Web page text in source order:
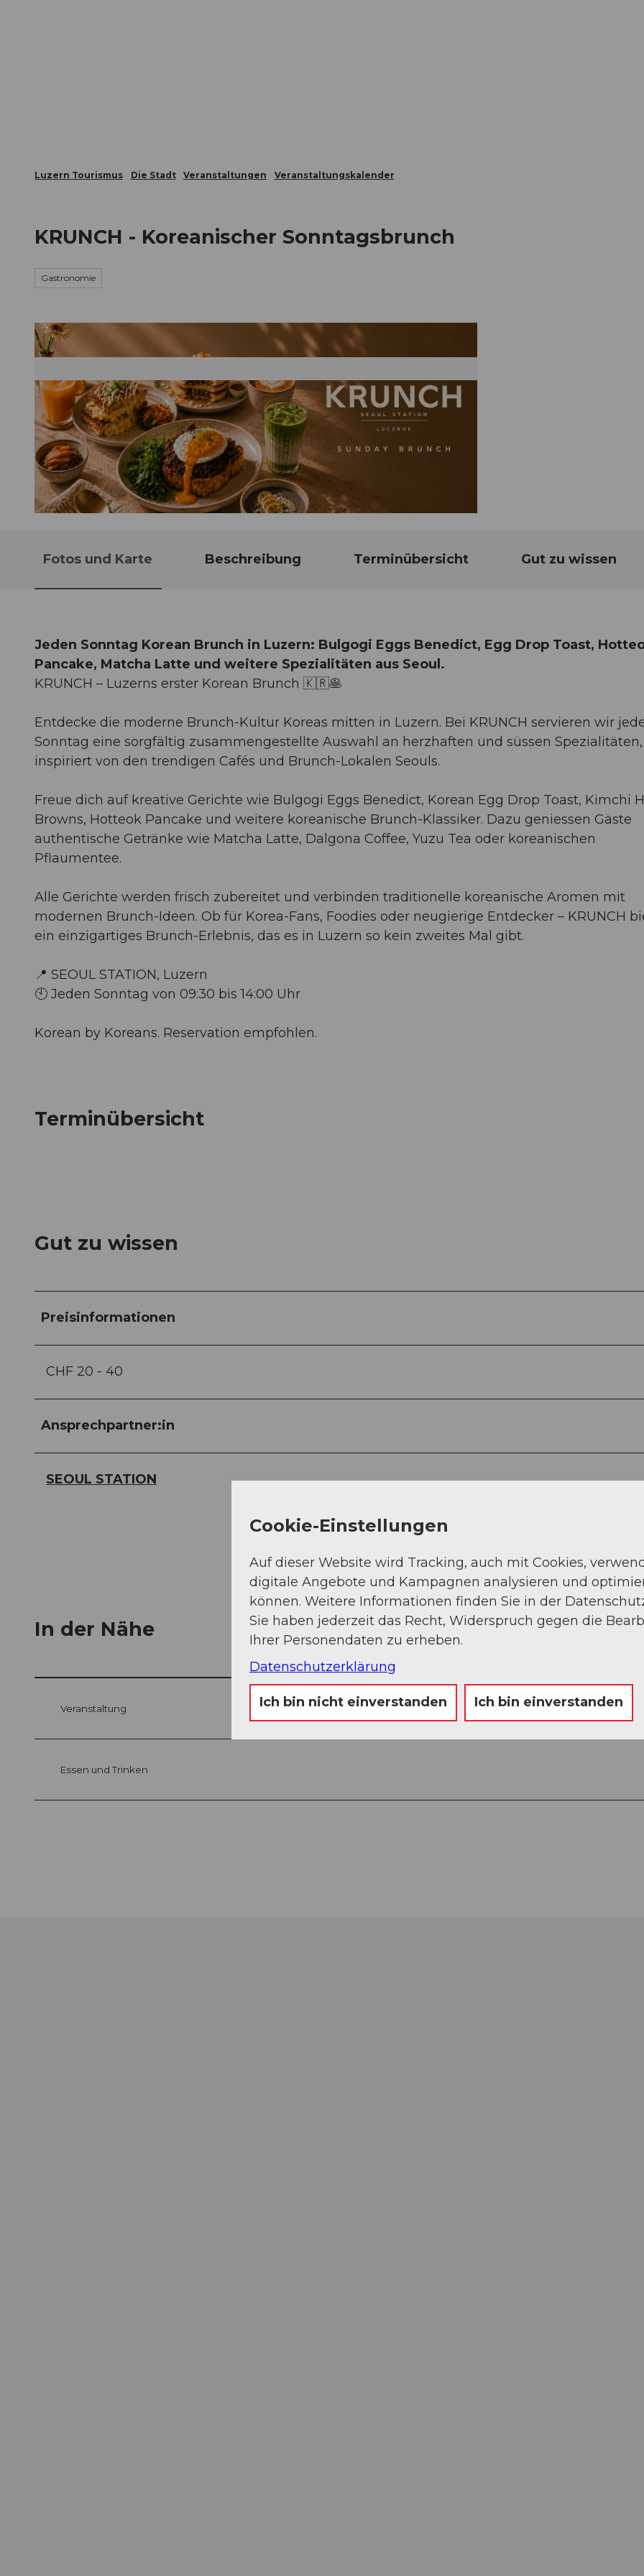
Luzern Tourismus Die Stadt Veranstaltungen Veranstaltungskalender
KRUNCH - Koreanischer Sonntagsbrunch
Gastronomie
Fotos und Karte Beschreibung Terminübersicht Gut zu wissen
Jeden Sonntag Korean Brunch in Luzern: Bulgogi Eggs Benedict, Egg Drop Toast,
Pancake, Matcha Latte und weitere Spezialitäten aus Seoul.
KRUNCH – Luzerns erster Korean Brunch 🇰🇷🥞
Entdecke die moderne Brunch-Kultur Koreas mitten in Luzern. Bei KRUNCH servieren wir
Sonntag eine sorgfältig zusammengestellte Auswahl an herzhaften und süssen Spezialitäten,
inspiriert von den trendigen Cafés und Brunch-Lokalen Seouls.
Freue dich auf kreative Gerichte wie Bulgogi Eggs Benedict, Korean Egg Drop Toast, Kimchi
Browns, Hotteok Pancake und weitere koreanische Brunch-Klassiker. Dazu geniessen Gäste
authentische Getränke wie Matcha Latte, Dalgona Coffee, Yuzu Tea oder koreanischen
Pflaumentee.
Alle Gerichte werden frisch zubereitet und verbinden traditionelle koreanische Aromen mit
modernen Brunch-Ideen. Ob für Korea-Fans, Foodies oder neugierige Entdecker – KRUNCH
ein einzigartiges Brunch-Erlebnis, das es in Luzern so kein zweites Mal gibt.
📍 SEOUL STATION, Luzern
🕙 Jeden Sonntag von 09:30 bis 14:00 Uhr
Korean by Koreans. Reservation empfohlen.
Terminübersicht
Gut zu wissen
Preisinformationen
CHF 20 - 40
Ansprechpartner:in
SEOUL STATION
In der Nähe
Veranstaltung
Essen und Trinken
Cookie-Einstellungen
Auf dieser Website wird Tracking, auch mit Cookies,
digitale Angebote und Kampagnen analysieren und
können. Weitere Informationen finden Sie in der
Sie haben jederzeit das Recht, Widerspruch gegen die
Ihrer Personendaten zu erheben.
Datenschutzerklärung
Ich bin nicht einverstanden Ich bin einverstanden